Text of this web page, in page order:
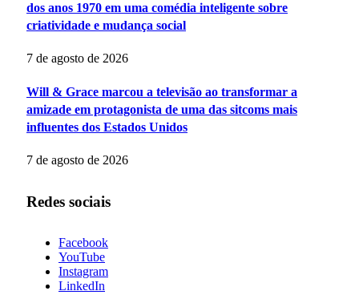
dos anos 1970 em uma comédia inteligente sobre
criatividade e mudança social
7 de agosto de 2026
Will & Grace marcou a televisão ao transformar a
amizade em protagonista de uma das sitcoms mais
influentes dos Estados Unidos
7 de agosto de 2026
Redes sociais
Facebook
YouTube
Instagram
LinkedIn